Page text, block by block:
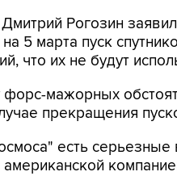
Рогозин
5 марта пуск
что их не будут
мажорных
прекращения
есть